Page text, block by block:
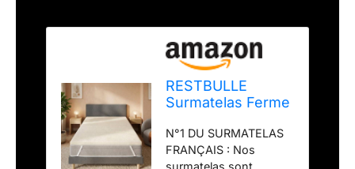
RESTBULLE
Surmatelas Ferme
Mousse Haute
Résilience -
N°1 DU SURMATELAS
FRANÇAIS : Nos
surmatelas sont